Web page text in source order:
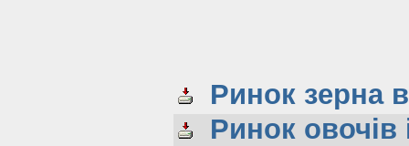
Ринок зерна в
Ринок овочів